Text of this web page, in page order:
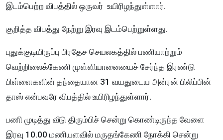
இடம்பெற்ற விபத்தில் ஒருவர் உயிரிழந்துள்ளார்.
குறித்த விபத்து நேற்று இரவு இடம்பெற்றுள்ளது.
புதுக்குடியிருப்பு பிரதேச செயலகத்தில் பணியாற்றும்
வெற்றிலைக்கேணி முள்ளியானையைச் சேர்ந்த இரண்டு
பிள்ளைகளின் தந்தையான 31 வயதுடைய அன்ரன் பிலிப்பின்
தாஸ் என்பவரே விபத்தில் உயிரிழந்துள்ளார்.
பணி முடித்து வீடு திரும்பிச் சென்று கொண்டிருந்த வேளை
இரவு 10.00 மணியளவில் மருதங்கேணி நோக்கி சென்று